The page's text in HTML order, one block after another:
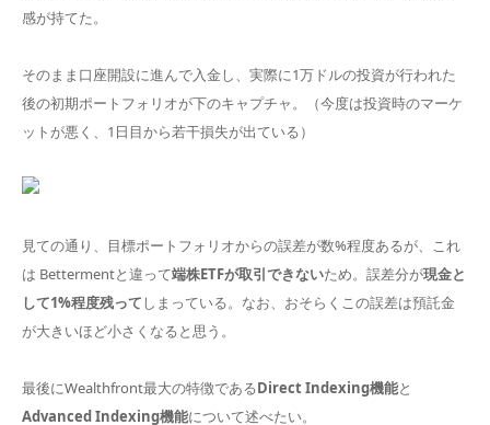
感が持てた。
そのまま口座開設に進んで入金し、実際に1万ドルの投資が行われた
後の初期ポートフォリオが下のキャプチャ。（今度は投資時のマーケ
ットが悪く、1日目から若干損失が出ている）
見ての通り、目標ポートフォリオからの誤差が数%程度あるが、これ
は Bettermentと違って端株ETFが取引できないため。誤差分が現金と
して1%程度残ってしまっている。なお、おそらくこの誤差は預託金
が大きいほど小さくなると思う。
最後にWealthfront最大の特徴であるDirect Indexing機能と
Advanced Indexing機能について述べたい。